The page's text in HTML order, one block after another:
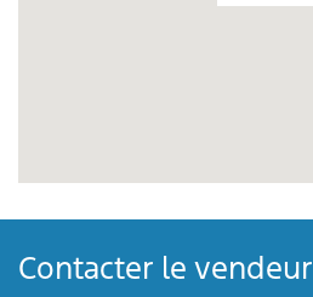
Contacter le vendeur